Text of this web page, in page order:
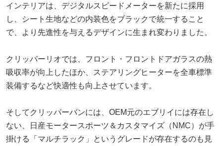
インテリアは、デジタルスピードメーターを新たに採用
し、シート生地などの内装色をブラックで統一すること
で、より先進性を与えるデザインに生まれ変わりました。
クリッパーリオでは、フロント・フロントドアガラスの熱
吸収率が向上したほか、ステアリングヒーターを全車標準
装備するなど快適性も向上させています。
そしてクリッパーバンには、OEM元のエブリイには存在し
ない、日産モータースポーツ＆カスタマイズ（NMC）が手
掛ける「マルチラック」というグレードが存在するのも見